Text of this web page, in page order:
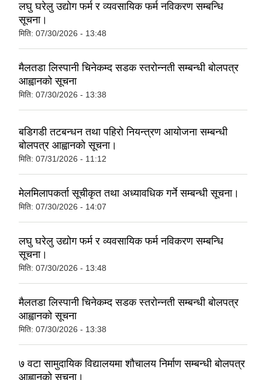
लघु घरेलु उद्योग फर्म र व्यवसायिक फर्म नविकरण सम्बन्धि
सूचना।
मिति: 07/30/2026 - 13:48
मैलतडा लिस्पानी चिनेकम्द सडक स्तरोन्नती सम्बन्धी बोलपत्र
आह्वानको सूचना
मिति: 07/30/2026 - 13:38
बडिगडी तटबन्धन तथा पहिरो नियन्त्रण आयोजना सम्बन्धी
बोलपत्र आह्वानको सूचना।
मिति: 07/31/2026 - 11:12
मेलमिलापकर्ता सूचीकृत तथा अध्यावधिक गर्ने सम्बन्धी सूचना।
मिति: 07/30/2026 - 14:07
लघु घरेलु उद्योग फर्म र व्यवसायिक फर्म नविकरण सम्बन्धि
सूचना।
मिति: 07/30/2026 - 13:48
मैलतडा लिस्पानी चिनेकम्द सडक स्तरोन्नती सम्बन्धी बोलपत्र
आह्वानको सूचना
मिति: 07/30/2026 - 13:38
७ वटा सामुदायिक विद्यालयमा शौचालय निर्माण सम्बन्धी बोलपत्र
आह्वानको सूचना।